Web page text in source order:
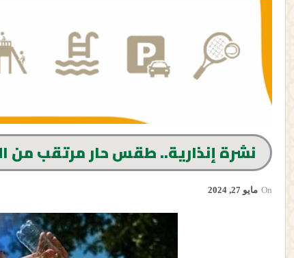
نشرة إنذارية.. طقس حار مرتقب من
On مايو 27, 2024